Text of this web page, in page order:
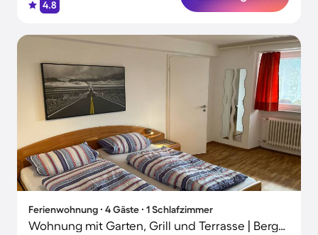
4.8
Ferienwohnung ∙ 4 Gäste ∙ 1 Schlafzimmer
Wohnung mit Garten, Grill und Terrasse | Bergblick